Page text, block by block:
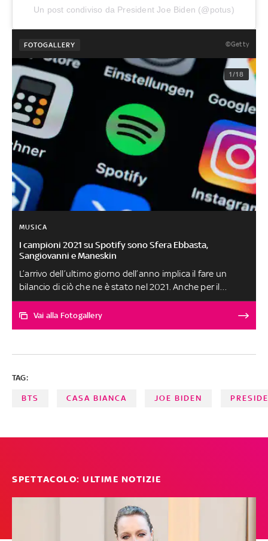
Un post condiviso da President Joe Biden (@potus)
FOTOGALLERY ©Getty
1/18
MUSICA
I campioni 2021 su Spotify sono Sfera Ebbasta,
Sangiovanni e Maneskin
L’arrivo dell’ultimo giorno dell’anno implica il fare un
bilancio di ciò che ne è stato nel 2021. Anche per il
mondo della musica. Spotify Italia ha così decretato i veri
vincitori di questa annata musicale, ecco quindi tutti i
smetteranno di stupire
Vai alla Fotogallery
TAG:
BTS CASA BIANCA JOE BIDEN
SPETTACOLO: ULTIME NOTIZIE